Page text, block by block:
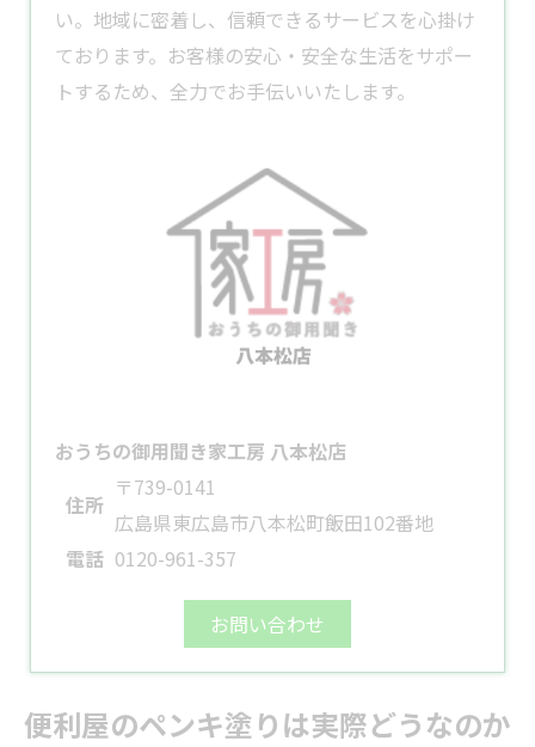
い。​地域に密着し、信頼できるサービスを心掛け
ております。​お客様の安心・安全な生活をサポー
トするため、全力でお手伝いいたします。
おうちの御用聞き家工房 八本松店
住所
〒739-0141
広島県東広島市八本松町飯田102番地
電話 0120-961-357
お問い合わせ
便利屋のペンキ塗りは実際どうなのか